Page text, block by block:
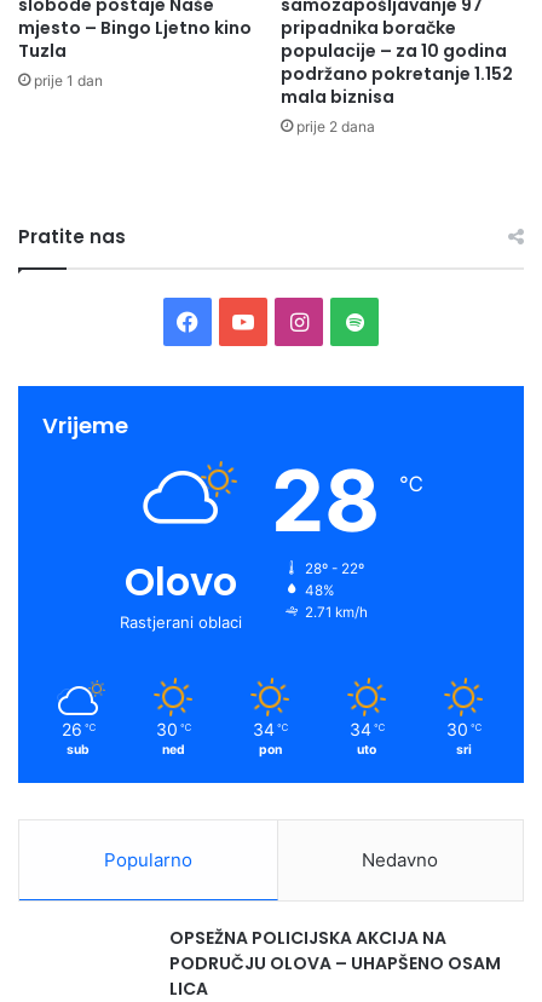
mjesto – Bingo Ljetno kino
Tuzla
prije 1 dan
pripadnika boračke
populacije – za 10 godina
podržano pokretanje 1.152
mala biznisa
prije 2 dana
Pratite nas
Facebook
YouTubeInstagram
Spotify
Vrijeme
Olovo
Rastjerani oblaci
28 ℃
28º - 22º
48%
2.71 km/h
26 ℃
sub
30 ℃
ned
34 ℃
pon
34 ℃
uto
30 ℃
sri
Popularno Nedavno
OPSEŽNA POLICIJSKA AKCIJA NA
PODRUČJU OLOVA – UHAPŠENO OSAM
LICA